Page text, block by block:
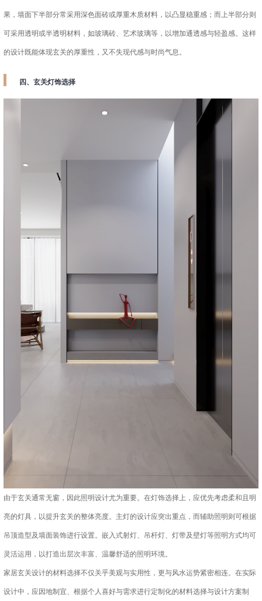
果，墙面下半部分常采用深色面砖或厚重木质材料，以凸显稳重感；而上半部分则
可采用透明或半透明材料，如玻璃砖、艺术玻璃等，以增加通透感与轻盈感。这样
的设计既能体现玄关的厚重性，又不失现代感与时尚气息。
四、玄关灯饰选择
由于玄关通常无窗，因此照明设计尤为重要。在灯饰选择上，应优先考虑柔和且明
亮的灯具，以提升玄关的整体亮度。主灯的设计应突出重点，而辅助照明则可根据
吊顶造型及墙面装饰进行设置。嵌入式射灯、吊杆灯、灯带及壁灯等照明方式均可
灵活运用，以打造出层次丰富、温馨舒适的照明环境。
家居玄关设计的材料选择不仅关乎美观与实用性，更与风水运势紧密相连。在实际
设计中，应因地制宜、根据个人喜好与需求进行定制化的材料选择与设计方案制